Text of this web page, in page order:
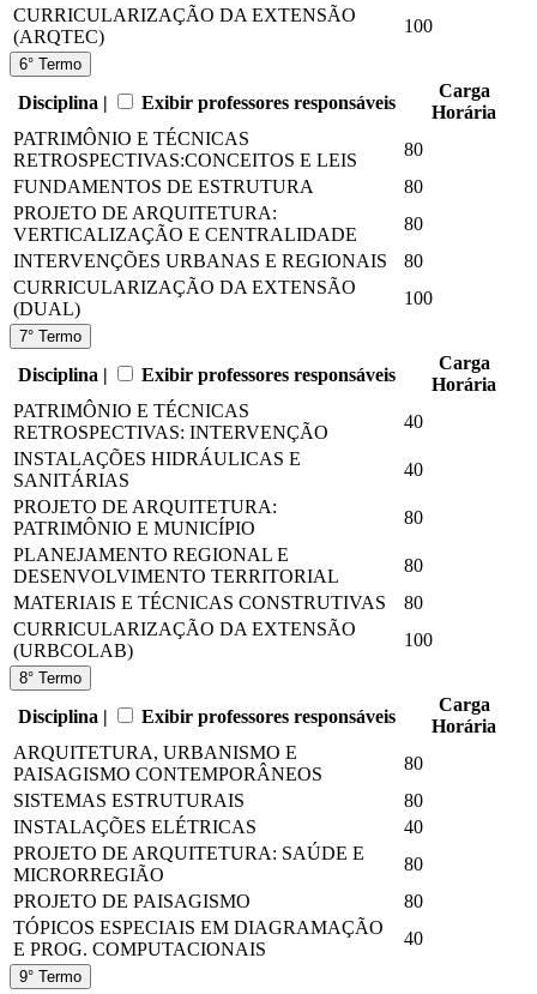
CURRICULARIZAÇÃO DA EXTENSÃO
(ARQTEC)
100
6° Termo
Disciplina | Exibir professores responsáveis
Carga
Horária
PATRIMÔNIO E TÉCNICAS
RETROSPECTIVAS:CONCEITOS E LEIS
80
FUNDAMENTOS DE ESTRUTURA
80
PROJETO DE ARQUITETURA:
VERTICALIZAÇÃO E CENTRALIDADE
80
INTERVENÇÕES URBANAS E REGIONAIS
80
CURRICULARIZAÇÃO DA EXTENSÃO
(DUAL)
100
7° Termo
Disciplina | Exibir professores responsáveis
Carga
Horária
PATRIMÔNIO E TÉCNICAS
RETROSPECTIVAS: INTERVENÇÃO
40
INSTALAÇÕES HIDRÁULICAS E
SANITÁRIAS
40
PROJETO DE ARQUITETURA:
PATRIMÔNIO E MUNICÍPIO
80
PLANEJAMENTO REGIONAL E
DESENVOLVIMENTO TERRITORIAL
80
MATERIAIS E TÉCNICAS CONSTRUTIVAS
80
CURRICULARIZAÇÃO DA EXTENSÃO
(URBCOLAB)
100
8° Termo
Disciplina | Exibir professores responsáveis
Carga
Horária
ARQUITETURA, URBANISMO E
PAISAGISMO CONTEMPORÂNEOS
80
SISTEMAS ESTRUTURAIS
80
INSTALAÇÕES ELÉTRICAS
40
PROJETO DE ARQUITETURA: SAÚDE E
MICRORREGIÃO
80
PROJETO DE PAISAGISMO
80
TÓPICOS ESPECIAIS EM DIAGRAMAÇÃO
E PROG. COMPUTACIONAIS
40
9° Termo